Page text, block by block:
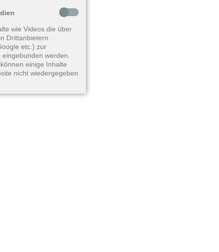
wie Videos die über
Drittanbietern
etc.) zur
eingebunden werden.
einige Inhalte
nicht wiedergegeben